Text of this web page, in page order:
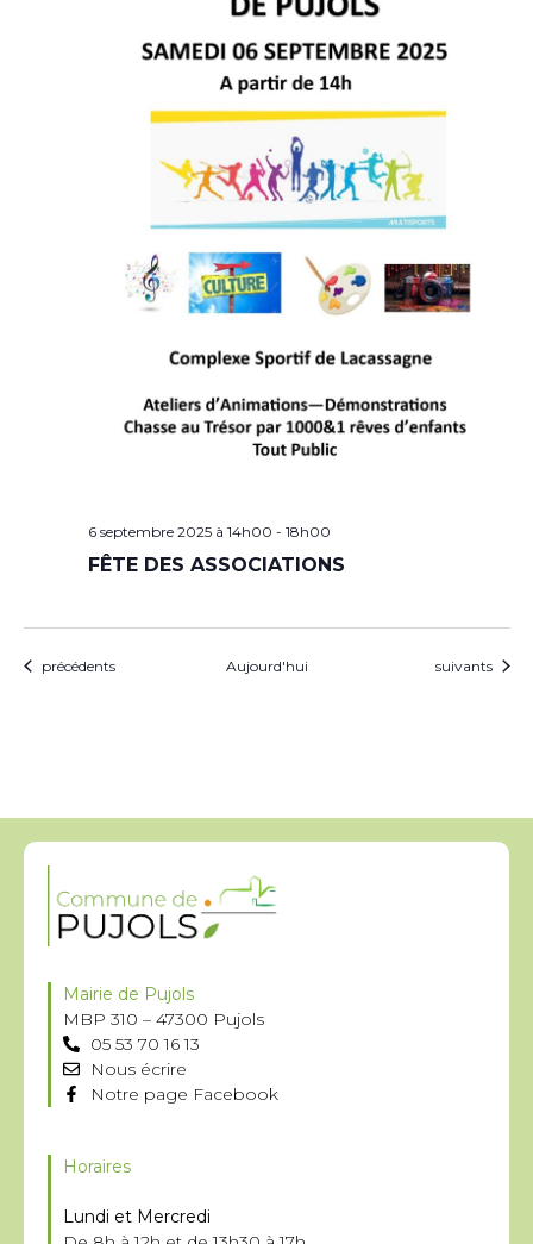
6 septembre 2025 à 14h00 - 18h00
FÊTE DES ASSOCIATIONS
Évènements
précédents Aujourd'hui Évènements
suivants
Mairie de Pujols
MBP 310 – 47300 Pujols
05 53 70 16 13
Nous écrire
Notre page Facebook
Horaires
Lundi et Mercredi